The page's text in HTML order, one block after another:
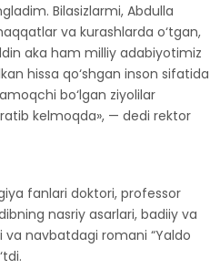
Bilasizlarmi, Abdulla
va kurashlarda o‘tgan,
aka ham milliy adabiyotimiz
hissa qo‘shgan inson sifatida
bo‘lgan ziyolilar
kelmoqda», — dedi rektor
fanlari doktori, professor
nasriy asarlari, badiiy va
navbatdagi romani “Yaldo